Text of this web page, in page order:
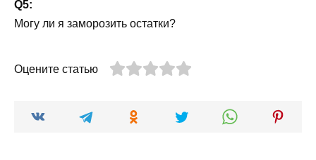
Q5:
Могу ли я заморозить остатки?
Оцените статью